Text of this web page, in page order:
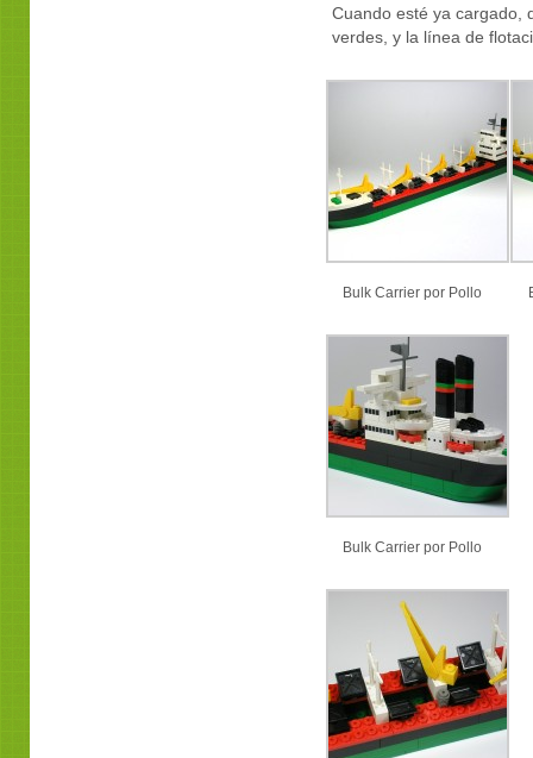
Cuando esté ya cargado,
verdes, y la línea de
Bulk Carrier por Pollo
Bulk Carrier por Pollo